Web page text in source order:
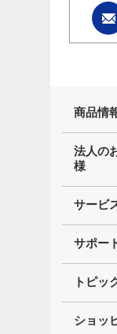
商品情
法人の
様
サービ
サポー
トピッ
ショッ